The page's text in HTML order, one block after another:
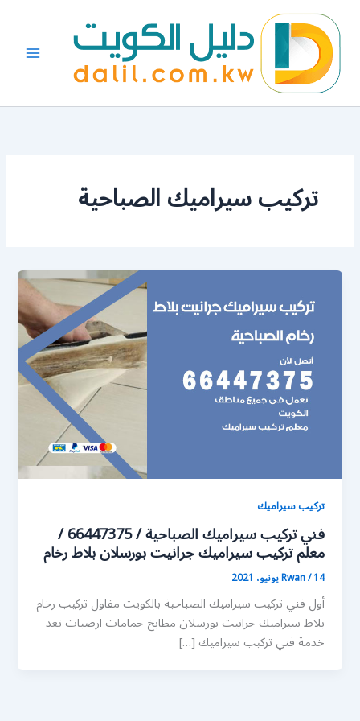
المحتوى
تركيب سيراميك الصباحية
تركيب سيراميك
فني تركيب سيراميك الصباحية / 66447375 /
معلم تركيب سيراميك جرانيت بورسلان بلاط رخام
Rwan/14 يونيو، 2021
أول فني تركيب سيراميك الصباحية بالكويت مقاول تركيب رخام
بلاط سيراميك جرانيت بورسلان مطابخ حمامات ارضيات تعد
خدمة فني تركيب سيراميك […]